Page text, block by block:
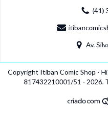
(41)
Av.
Copyright Itiban Comic Shop -
817432210001/51 - 2026.